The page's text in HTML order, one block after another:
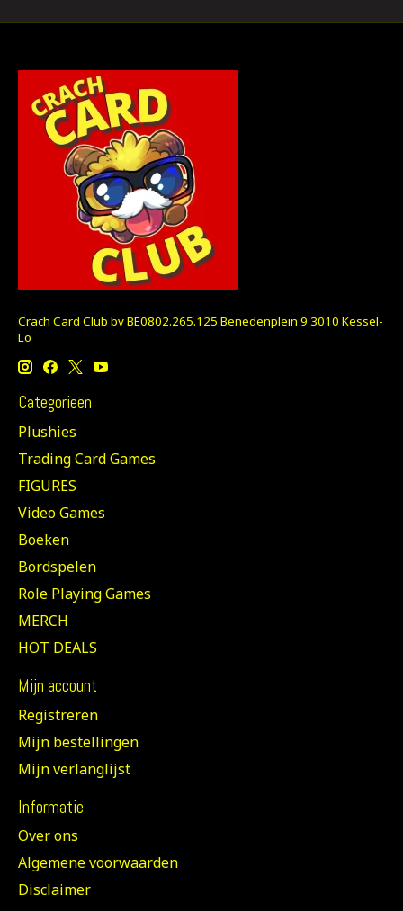
Crach Card Club bv BE0802.265.125 Benedenplein 9 3010 Kessel-
Lo
Categorieën
Plushies
Trading Card Games
FIGURES
Video Games
Boeken
Bordspelen
Role Playing Games
MERCH
HOT DEALS
Mijn account
Registreren
Mijn bestellingen
Mijn verlanglijst
Informatie
Over ons
Algemene voorwaarden
Disclaimer